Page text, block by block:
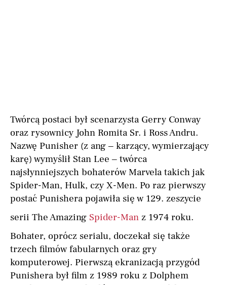
Twórcą postaci był scenarzysta Gerry Conway
oraz rysownicy John Romita Sr. i Ross Andru.
Nazwę Punisher (z ang – karzący, wymierzający
karę) wymyślił Stan Lee – twórca
najsłynniejszych bohaterów Marvela takich jak
Spider-Man, Hulk, czy X-Men. Po raz pierwszy
postać Punishera pojawiła się w 129. zeszycie
serii The Amazing Spider-Man z 1974 roku.
Bohater, oprócz serialu, doczekał się także
trzech filmów fabularnych oraz gry
komputerowej. Pierwszą ekranizacją przygód
Punishera był film z 1989 roku z Dolphem